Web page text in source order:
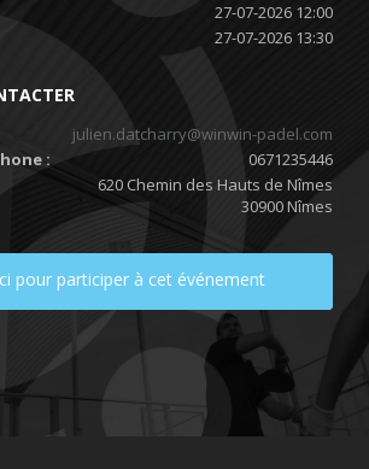
27-07-2026 12:00
27-07-2026 13:30
julien.datcharry@winwin-padel.com
:
0671235446
620 Chemin des Hauts de Nîmes
30900 Nîmes
pour participer à cet événement